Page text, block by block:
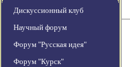
Дискуссионный клуб
Научный форум
Форум "Русская идея"
Форум "Курск"